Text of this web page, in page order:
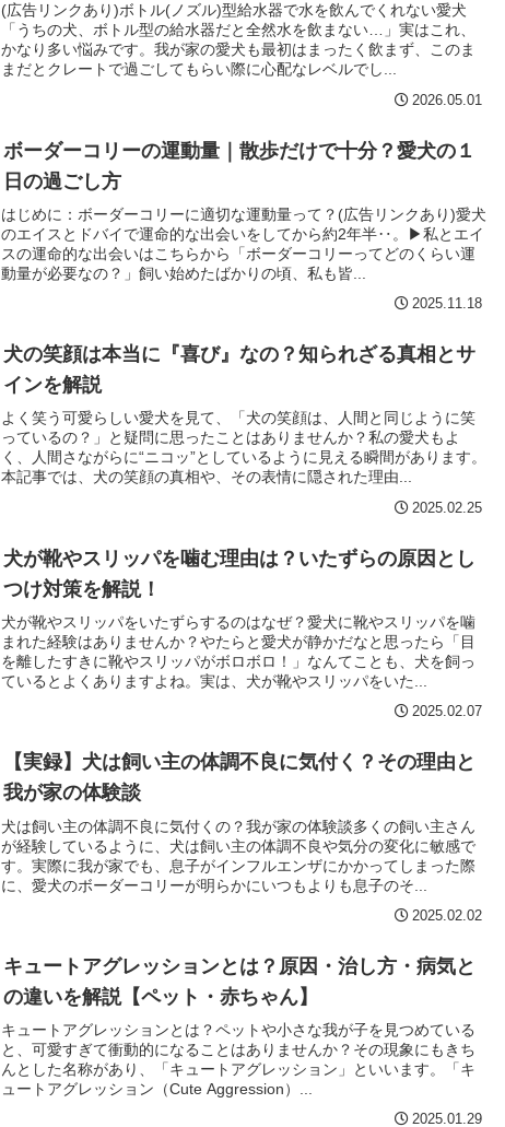
(広告リンクあり)ボトル(ノズル)型給水器で水を飲んでくれない愛犬
「うちの犬、ボトル型の給水器だと全然水を飲まない…」実はこれ、
かなり多い悩みです。我が家の愛犬も最初はまったく飲まず、このま
まだとクレートで過ごしてもらい際に心配なレベルでし...
2026.05.01
ボーダーコリーの運動量｜散歩だけで十分？愛犬の１
日の過ごし方
はじめに：ボーダーコリーに適切な運動量って？(広告リンクあり)愛犬
のエイスとドバイで運命的な出会いをしてから約2年半‥。▶︎私とエイ
スの運命的な出会いはこちらから「ボーダーコリーってどのくらい運
動量が必要なの？」飼い始めたばかりの頃、私も皆...
2025.11.18
犬の笑顔は本当に『喜び』なの？知られざる真相とサ
インを解説
よく笑う可愛らしい愛犬を見て、「犬の笑顔は、人間と同じように笑
っているの？」と疑問に思ったことはありませんか？私の愛犬もよ
く、人間さながらに“ニコッ”としているように見える瞬間があります。
本記事では、犬の笑顔の真相や、その表情に隠された理由...
2025.02.25
犬が靴やスリッパを噛む理由は？いたずらの原因とし
つけ対策を解説！
犬が靴やスリッパをいたずらするのはなぜ？愛犬に靴やスリッパを噛
まれた経験はありませんか？やたらと愛犬が静かだなと思ったら「目
を離したすきに靴やスリッパがボロボロ！」なんてことも、犬を飼っ
ているとよくありますよね。実は、犬が靴やスリッパをいた...
2025.02.07
【実録】犬は飼い主の体調不良に気付く？その理由と
我が家の体験談
犬は飼い主の体調不良に気付くの？我が家の体験談多くの飼い主さん
が経験しているように、犬は飼い主の体調不良や気分の変化に敏感で
す。実際に我が家でも、息子がインフルエンザにかかってしまった際
に、愛犬のボーダーコリーが明らかにいつもよりも息子のそ...
2025.02.02
キュートアグレッションとは？原因・治し方・病気と
の違いを解説【ペット・赤ちゃん】
キュートアグレッションとは？ペットや小さな我が子を見つめている
と、可愛すぎて衝動的になることはありませんか？その現象にもきち
んとした名称があり、「キュートアグレッション」といいます。「キ
ュートアグレッション（Cute Aggression）...
2025.01.29